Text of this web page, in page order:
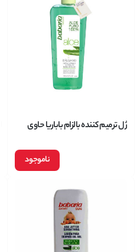
ژل ترمیم کننده بالزام باباریا حاوی
ناموجود